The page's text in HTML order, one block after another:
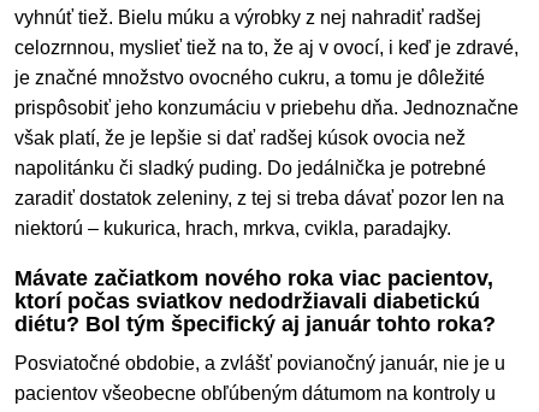
vyhnúť tiež. Bielu múku a výrobky z nej nahradiť radšej
celozrnnou, myslieť tiež na to, že aj v ovocí, i keď je zdravé,
je značné množstvo ovocného cukru, a tomu je dôležité
prispôsobiť jeho konzumáciu v priebehu dňa. Jednoznačne
však platí, že je lepšie si dať radšej kúsok ovocia než
napolitánku či sladký puding. Do jedálnička je potrebné
zaradiť dostatok zeleniny, z tej si treba dávať pozor len na
niektorú – kukurica, hrach, mrkva, cvikla, paradajky.
Mávate začiatkom nového roka viac pacientov,
ktorí počas sviatkov nedodržiavali diabetickú
diétu? Bol tým špecifický aj január tohto roka?
Posviatočné obdobie, a zvlášť povianočný január, nie je u
pacientov všeobecne obľúbeným dátumom na kontroly u